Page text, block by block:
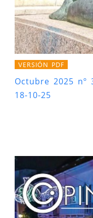
VERSIÓN PDF
Octubre 2025 nº
18-10-25